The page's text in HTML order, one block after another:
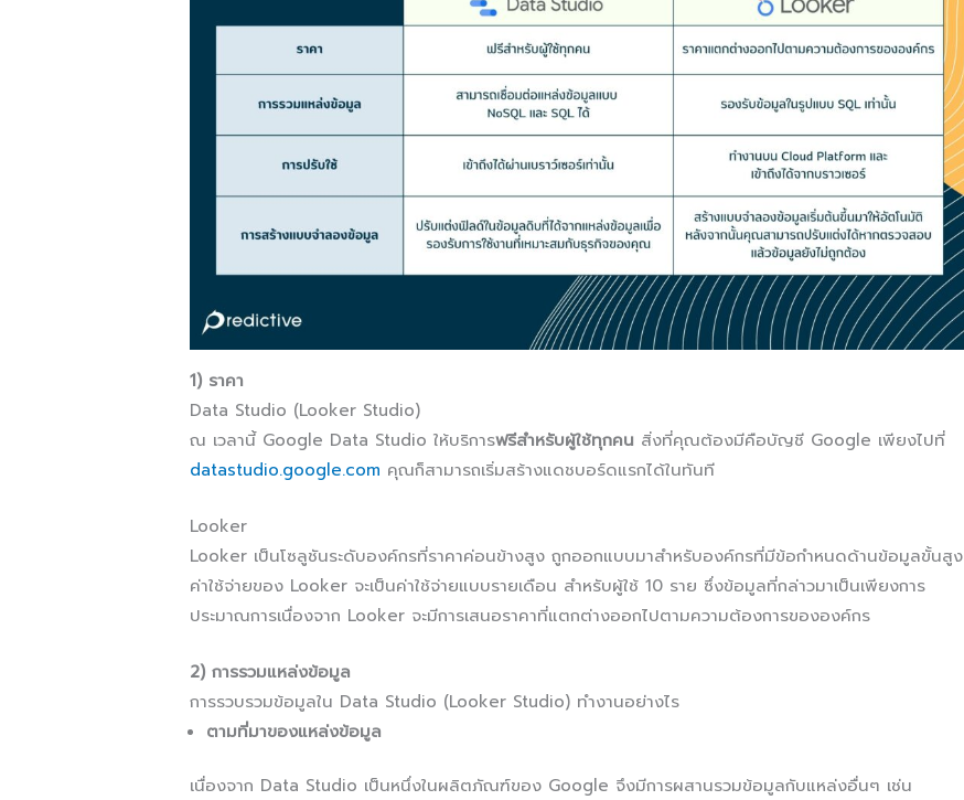
1) ราคา
Data Studio (Looker Studio)
ณ เวลานี้ Google Data Studio ให้บริการฟรีสำหรับผู้ใช้ทุกคน สิ่งที่คุณต้องมีคือบัญชี Google เพียงไปที่
datastudio.google.com คุณก็สามารถเริ่มสร้างแดชบอร์ดแรกได้ในทันที
Looker
Looker เป็นโซลูชันระดับองค์กรที่ราคาค่อนข้างสูง ถูกออกแบบมาสำหรับองค์กรที่มีข้อกำหนดด้านข้อมูลขั้นสูง
ค่าใช้จ่ายของ Looker จะเป็นค่าใช้จ่ายแบบรายเดือน สำหรับผู้ใช้ 10 ราย ซึ่งข้อมูลที่กล่าวมาเป็นเพียงการ
ประมาณการเนื่องจาก Looker จะมีการเสนอราคาที่แตกต่างออกไปตามความต้องการขององค์กร
2) การรวมแหล่งข้อมูล
การรวบรวมข้อมูลใน Data Studio (Looker Studio) ทำงานอย่างไร
ตามที่มาของแหล่งข้อมูล
เนื่องจาก Data Studio เป็นหนึ่งในผลิตภัณฑ์ของ Google จึงมีการผสานรวมข้อมูลกับแหล่งอื่นๆ เช่น